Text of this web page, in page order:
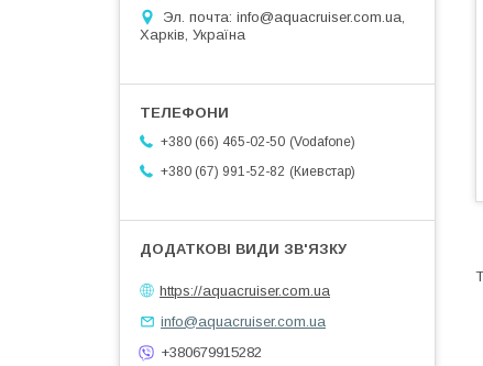
Эл. почта: info@aquacruiser.com.ua,
Харків, Україна
+380 (66) 465-02-50 Vodafone
+380 (67) 991-52-82
Киевстар
https://aquacruiser.com.ua
info@aquacruiser.com.ua
+380679915282